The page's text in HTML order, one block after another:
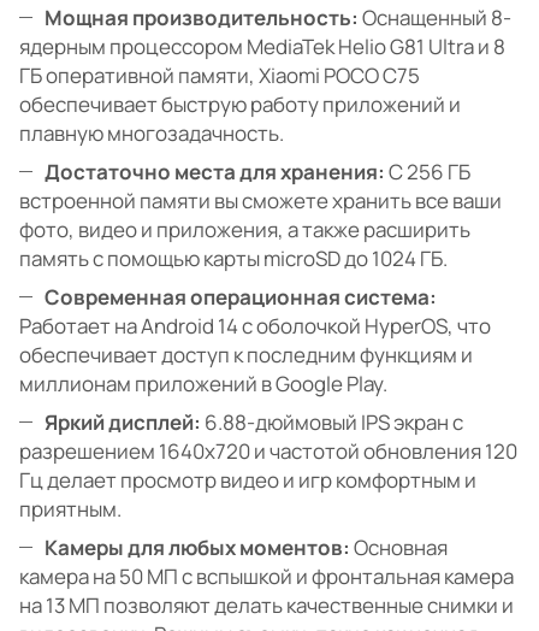
Мощная производительность: Оснащенный 8-
ядерным процессором MediaTek Helio G81 Ultra и 8
ГБ оперативной памяти, Xiaomi POCO C75
обеспечивает быструю работу приложений и
плавную многозадачность.
Достаточно места для хранения: С 256 ГБ
встроенной памяти вы сможете хранить все ваши
фото, видео и приложения, а также расширить
память с помощью карты microSD до 1024 ГБ.
Современная операционная система:
Работает на Android 14 с оболочкой HyperOS, что
обеспечивает доступ к последним функциям и
миллионам приложений в Google Play.
Яркий дисплей: 6.88-дюймовый IPS экран с
разрешением 1640x720 и частотой обновления 120
Гц делает просмотр видео и игр комфортным и
приятным.
Камеры для любых моментов: Основная
камера на 50 МП с вспышкой и фронтальная камера
на 13 МП позволяют делать качественные снимки и